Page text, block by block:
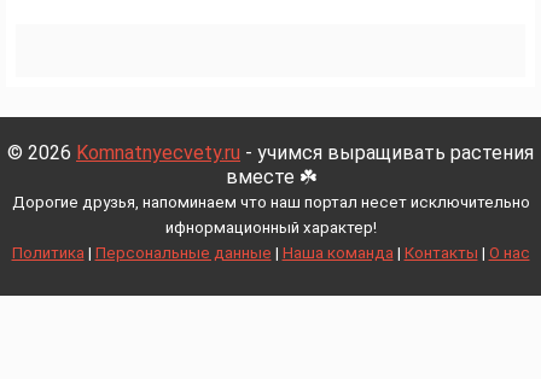
© 2026 Komnatnyecvety.ru - учимся выращивать растения
вместе ☘️
Дорогие друзья, напоминаем что наш портал несет исключительно
ифнормационный характер!
Политика | Персональные данные | Наша команда | Контакты | О нас